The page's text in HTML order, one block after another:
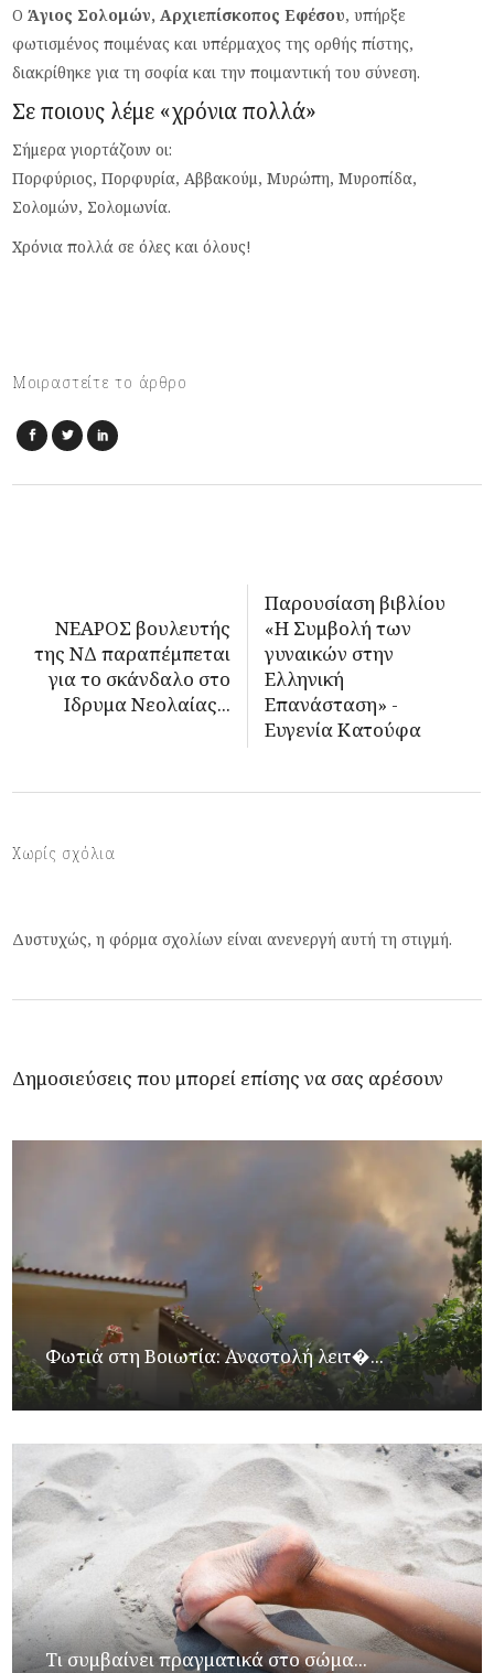
ΟΆγιος Σολομών, Αρχιεπίσκοπος Εφέσου, υπήρξε
φωτισμένος ποιμένας και υπέρμαχος της ορθής πίστης,
διακρίθηκε για τη σοφία και την ποιμαντική του σύνεση.
Σε ποιους λέμε «χρόνια πολλά»
Σήμερα γιορτάζουν οι:
Πορφύριος, Πορφυρία, Αββακούμ, Μυρώπη, Μυροπίδα,
Σολομών, Σολομωνία.
Χρόνια πολλά σε όλες και όλους!
Μοιραστείτε το άρθρο
ΝΕΑΡΟΣ βουλευτής
της ΝΔ παραπέμπεται
για το σκάνδαλο στο
Ιδρυμα Νεολαίας...
Παρουσίαση βιβλίου
«Η Συμβολή των
γυναικών στην
Ελληνική
Επανάσταση» -
Ευγενία Κατούφα
Χωρίς σχόλια
Δυστυχώς, η φόρμα σχολίων είναι ανενεργή αυτή τη στιγμή.
Δημοσιεύσεις που μπορεί επίσης να σας αρέσουν
Φωτιά στη Βοιωτία: Αναστολή λειτ�...
Τι συμβαίνει πραγματικά στο σώμα...